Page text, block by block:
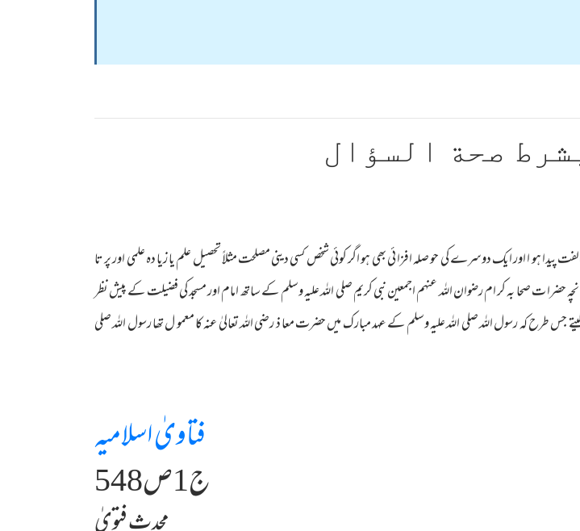
صحة السؤال
پیدا ہو ا اور ایک دوسرے کی حو صلہ افزا ئی بھی ہو اگر کوئی شخص کسی دینی مصلحت مثلاً تحصیل علم یا زیا دہ علمی اور پر تا
ت صحا بہ کر ام رضوان اللہ عنہم اجمعین نبی کریم صلی اللہ علیہ وسلم کے ساتھ امام اور مسجد کی فضیلت کے پیش نظر
جس طرح کہ رسول اللہ صلی اللہ علیہ وسلم کے عہد مبارک میں حضرت معا ذ رضی اللہ تعالیٰ عنہ کا معمو ل تھا رسول اللہ صلی
فتاویٰ اسلامیہ
ج1ص548